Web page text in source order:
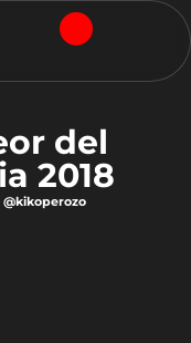
del
2018
@kikoperozo